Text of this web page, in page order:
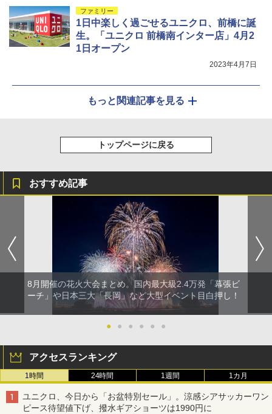
ファミリー
1日中楽しく過ごせるユニクロ、前橋に誕
生。「ユニクロ 前橋南インター店」4月2
1日オープン
2023年4月7日
もっと関連記事を見る
トップページに戻る
おすすめ記事
8月開催の花火大会まとめ。国内最大級2.4万発「幕張ビ
ーチ」や日本三大「長岡」など大型イベント目白押し！
● ● ● ● ● ●
アクセスランキング
1時間 24時間 1週間 1カ月
ユニクロ、今日から「お盆特別セール」。涼感シアサッカーワン
ピース待望値下げ、撥水ギアショーツは1990円に